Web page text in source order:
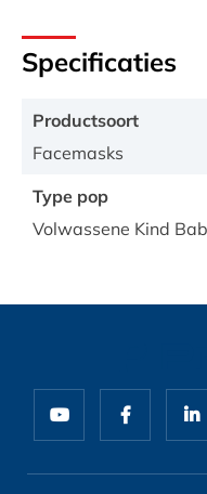
Specificaties
Productsoort
Facemasks
Type pop
Volwassene Kind